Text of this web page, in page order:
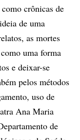
crônicas de
de uma
as mortes
uma forma
e deixar-se
pelos métodos
uso de
Ana Maria
de